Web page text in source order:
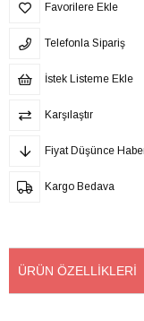
Favorilere Ekle
Telefonla Sipariş
İstek Listeme Ekle
Karşılaştır
Fiyat Düşünce
Kargo Bedava
ÜRÜN ÖZELLIKLERI